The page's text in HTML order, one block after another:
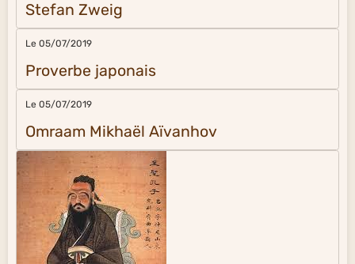
Stefan Zweig
Le 05/07/2019
Proverbe japonais
Le 05/07/2019
Omraam Mikhaël Aïvanhov